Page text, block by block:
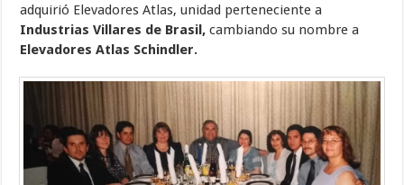
adquirió Elevadores Atlas, unidad perteneciente a
Industrias Villares de Brasil, cambiando su nombre a
Elevadores Atlas Schindler.